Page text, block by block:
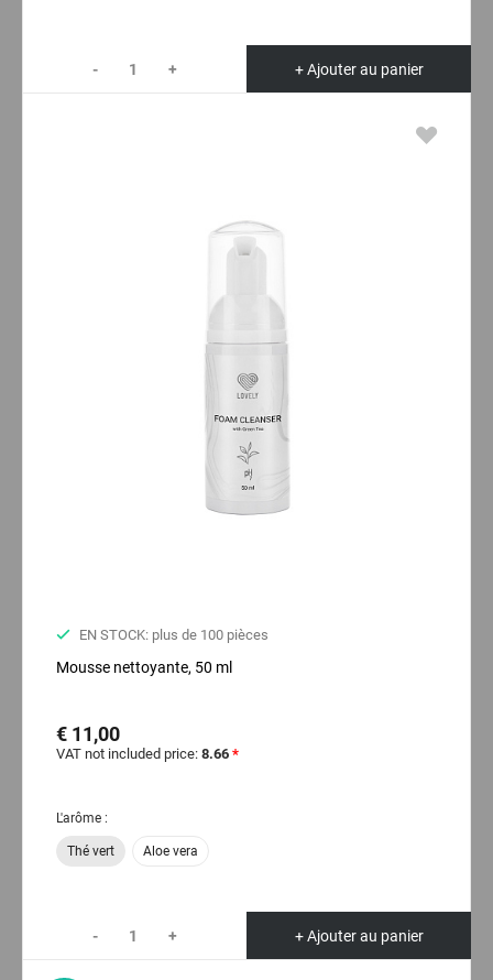
- + + Ajouter au panier
EN STOCK: plus de 100 pièces
Mousse nettoyante, 50 ml
€ 11,00
VAT not included price: 8.66 *
L'arôme :
Thé vert Aloe vera
- + + Ajouter au panier